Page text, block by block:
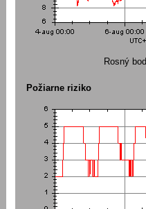
Rosný
Požiarne riziko